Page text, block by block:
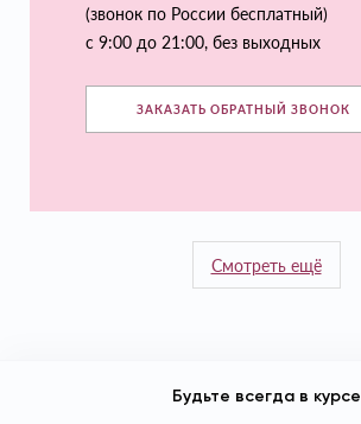
(звонок по России бесплатный)
с 9:00 до 21:00, без выходных
ЗАКАЗАТЬ ОБРАТНЫЙ ЗВОНОК
Смотреть ещё
Будьте всегда в курсе